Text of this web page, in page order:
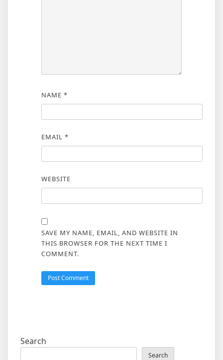
NAME *
EMAIL *
WEBSITE
SAVE MY NAME, EMAIL, AND WEBSITE IN
THIS BROWSER FOR THE NEXT TIME I
COMMENT.
Search
Search